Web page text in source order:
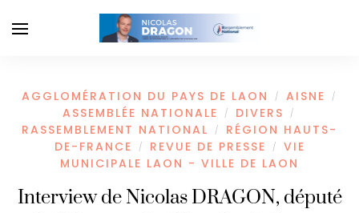
AGGLOMÉRATION DU PAYS DE LAON / AISNE /
ASSEMBLÉE NATIONALE / DIVERS /
RASSEMBLEMENT NATIONAL /
RÉGION HAUTS-
DE-FRANCE
/ REVUE DE PRESSE /
VIE
MUNICIPALE LAON - VILLE DE LAON
Interview de Nicolas DRAGON, député